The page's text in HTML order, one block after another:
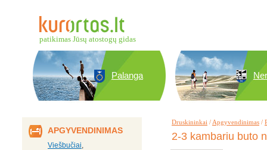
patikimas Jūsų atostogų gidas
Palanga
APGYVENDINIMAS
Viešbučiai,
Druskininkai / Apgyvendinimas /
2-3 kambariu buto